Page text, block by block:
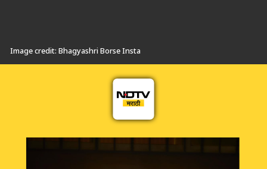
Image credit: Bhagyashri Borse Insta